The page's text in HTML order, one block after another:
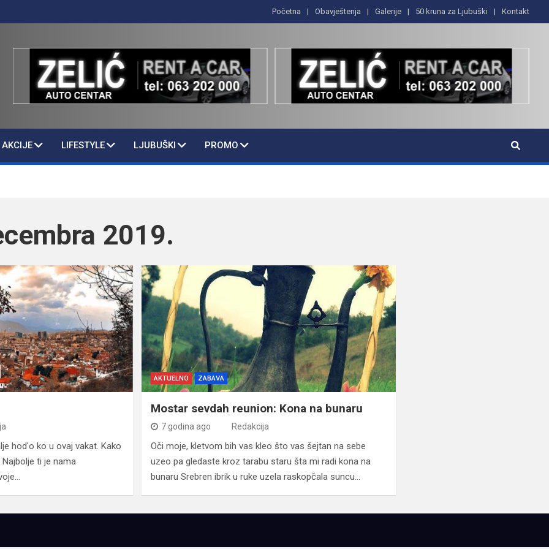
Početna Obavještenja Galerije 50 kruna za Ljubuški Kontakt
LIFESTYLE LJUBUŠKI PROMO
2019.
hod'o ko u ovaj vakat. Kako
ti je nama
AKTUELNO ZABAVA
Mostar sevdah reunion: Kona na bunaru
7 godina ago Redakcija
Oči moje, kletvom bih vas kleo što vas šejtan na sebe
uzeo pa gledaste kroz tarabu staru šta mi radi kona na
bunaru Srebren ibrik u ruke uzela raskopčala suncu…